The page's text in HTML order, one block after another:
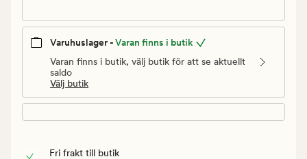
Varuhuslager -Varan finns i butik
Varan finns i butik, välj butik för att se aktuellt
saldo
Välj butik
Fri frakt till butik